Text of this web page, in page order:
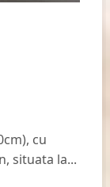
cu
situata la...